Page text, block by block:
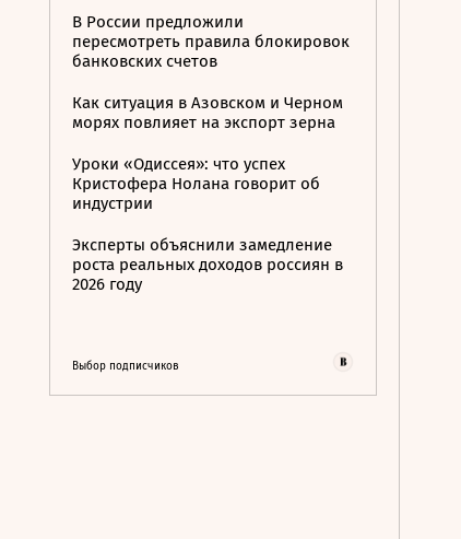
В России предложили
пересмотреть правила блокировок
банковских счетов
Как ситуация в Азовском и Черном
морях повлияет на экспорт зерна
Уроки «Одиссея»: что успех
Кристофера Нолана говорит об
индустрии
Эксперты объяснили замедление
роста реальных доходов россиян в
2026 году
Выбор подписчиков